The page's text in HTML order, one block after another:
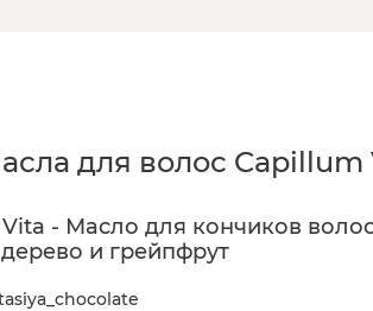
для волос Capillum
- Масло для кончиков
и грейпфрут